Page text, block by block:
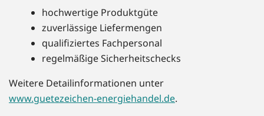
hochwertige Produktgüte
zuverlässige Liefermengen
qualifiziertes Fachpersonal
regelmäßige Sicherheitschecks
Weitere Detailinformationen unter
www.guetezeichen-energiehandel.de.